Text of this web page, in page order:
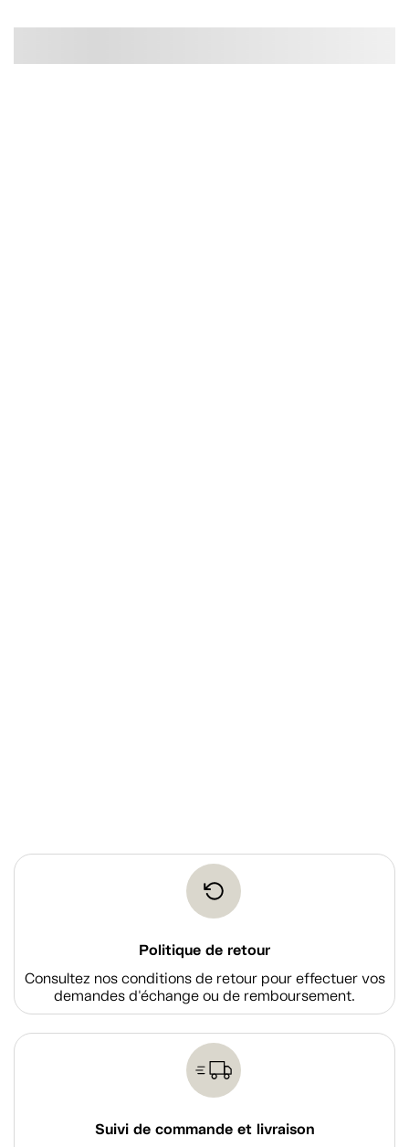
Politique de retour
Consultez nos conditions de retour pour effectuer vos
demandes d'échange ou de remboursement.
Suivi de commande et livraison